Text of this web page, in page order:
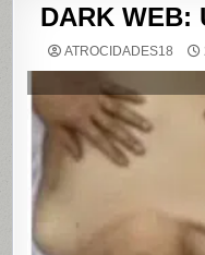
DARK WEB:
ATROCIDADES18